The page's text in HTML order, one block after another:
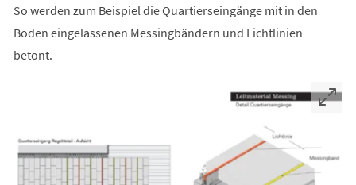
So werden zum Beispiel die Quartierseingänge mit in den
Boden eingelassenen Messingbändern und Lichtlinien
betont.